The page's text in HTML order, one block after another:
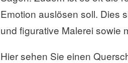
Emotion auslösen soll. Dies
und figurative Malerei sowie
Hier sehen Sie einen